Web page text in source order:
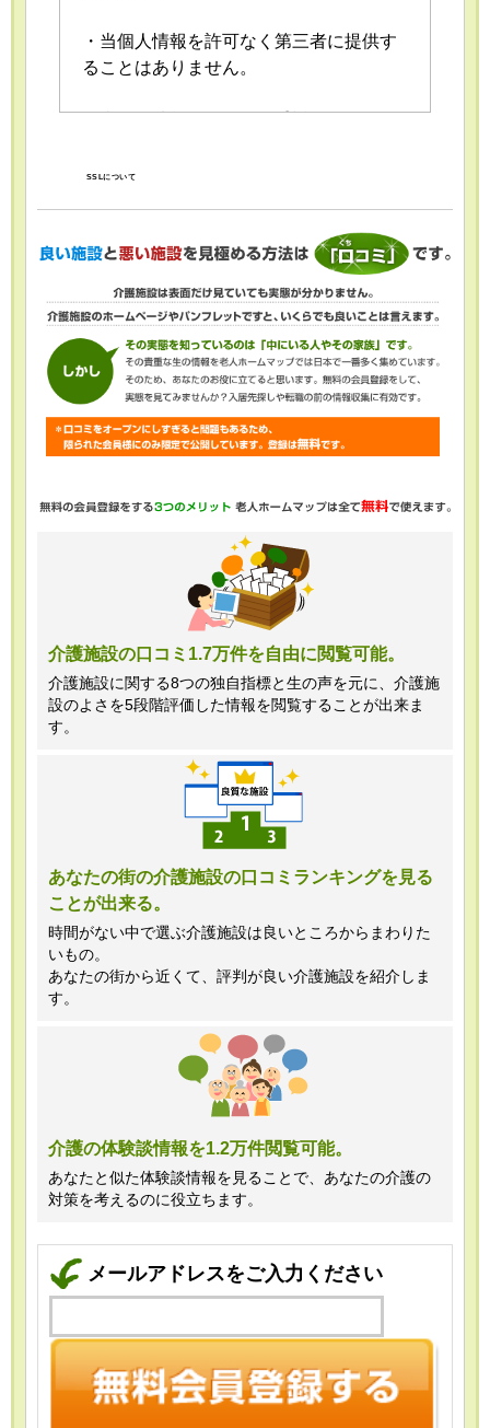
・当個人情報を許可なく第三者に提供す
ることはありません。
おける個人情報の安全管理が図られるよ
・当個人情報の利用目的の通知、開示、
内容の訂正・追加または削除、利用の停
止・消去および第三者への提供の停止
（「開示等」といいます。）を受け付け
ております。開示等の求めは、以下の
「個人情報苦情及び相談窓口」で受け付
けます。
最適なご回答ができない場合がありま
・当ホームページではご利用状況の統計
調査のためクッキー等を用いております
が、これによる個人情報の取得、利用は
行っておりません。
株式会社クリエイターズネクスト個人情
報保護管理者 窪田望
TEL:0120-21-7070
（受付時間 10時～19時 土日祝日除
く・営業のお電話はお断りいたします）
SSLについて
介護施設の口コミ1.7万件を自由に閲覧可能。
介護施設に関する8つの独自指標と生の声を元に、介護施
設のよさを5段階評価した情報を閲覧することが出来ま
す。
あなたの街の介護施設の口コミランキングを見る
ことが出来る。
時間がない中で選ぶ介護施設は良いところからまわりた
いもの。
あなたの街から近くて、評判が良い介護施設を紹介しま
す。
介護の体験談情報を1.2万件閲覧可能。
あなたと似た体験談情報を見ることで、あなたの介護の
対策を考えるのに役立ちます。
メールアドレスをご入力ください